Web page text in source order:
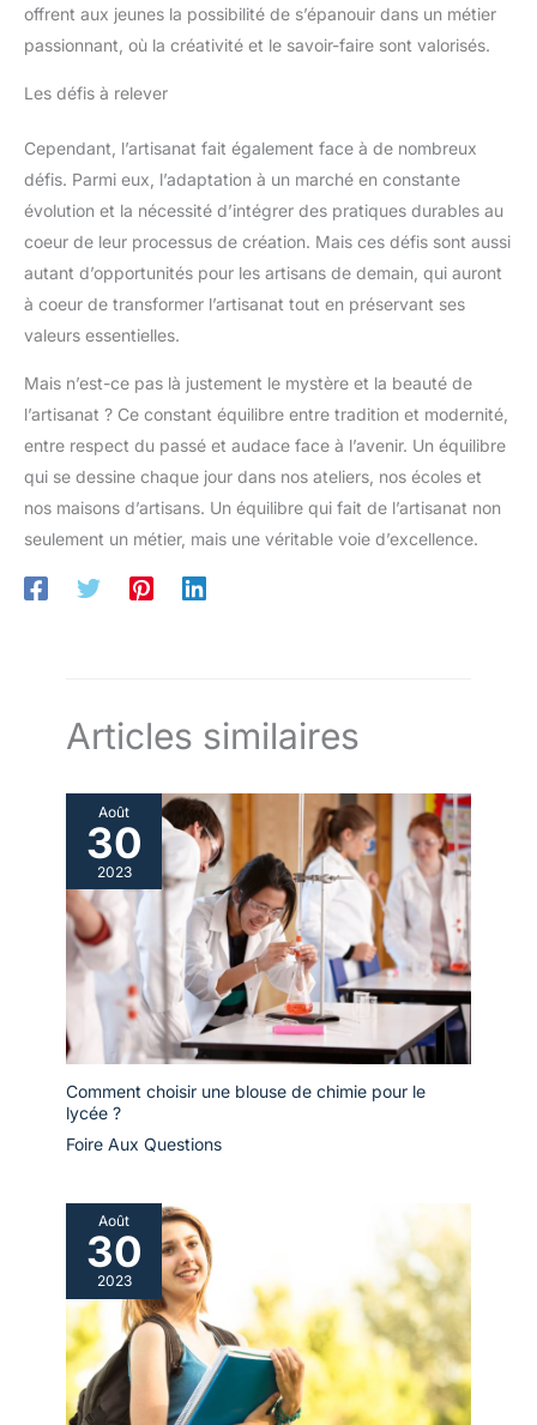
offrent aux jeunes la possibilité de s’épanouir dans un métier
passionnant, où la créativité et le savoir-faire sont valorisés.
Les défis à relever
Cependant, l’artisanat fait également face à de nombreux
défis. Parmi eux, l’adaptation à un marché en constante
évolution et la nécessité d’intégrer des pratiques durables au
coeur de leur processus de création. Mais ces défis sont aussi
autant d’opportunités pour les artisans de demain, qui auront
à coeur de transformer l’artisanat tout en préservant ses
valeurs essentielles.
Mais n’est-ce pas là justement le mystère et la beauté de
l’artisanat ? Ce constant équilibre entre tradition et modernité,
entre respect du passé et audace face à l’avenir. Un équilibre
qui se dessine chaque jour dans nos ateliers, nos écoles et
nos maisons d’artisans. Un équilibre qui fait de l’artisanat non
seulement un métier, mais une véritable voie d’excellence.
Articles similaires
Août
30
2023
Comment choisir une blouse de chimie pour le
lycée ?
Foire Aux Questions
Août
30
2023